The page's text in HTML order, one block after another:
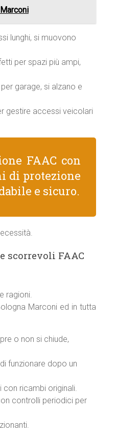
lunghi, si muovono
per spazi più ampi,
garage, si alzano e
gestire accessi veicolari
FAAC con
di protezione
e sicuro.
scorrevoli FAAC
ragioni.
Marconi ed in tutta
o non si chiude,
funzionare dopo un
ricambi originali.
controlli periodici per